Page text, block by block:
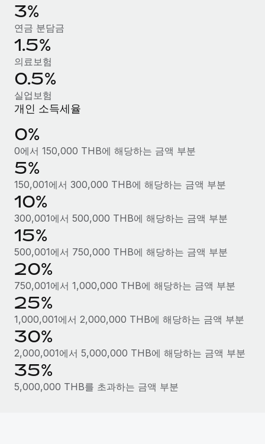
글로벌 인재 이동 및 전근
직원 해외 이전을 간편하게 처리
복리후생
손쉬운 직원 복리후생 관리
계약직 관리와 급여 업무를 위해 Remote와 전략적 파
트너십을 맺은 Reverse Tech
Reverse Tech 한눈에 보기 건강 및 웰니스 스타트업인 Reverse
Tech는 Remote와 파트너십을 맺고 글로벌 계약직 인력 및 미국
급여 관리를 통해 국제 노동법...
자세히 알아보기
블로그 둘러보기
블로그
Remote 제품 관련 소식: Gusto 및 Xero와의 통합과
Remote Contractor Management Plus
장 적합 사람을 찾아 채용 및 관리하고 급여를 지급하도록 돕는 것
입니다. 이를 위해 최근 몇 주 동안 새로운...
자세히 알아보기
Shootsta가 Remote를 통해 네 개의 시장에서 글로벌
채용을 확장한 방법
비디오 콘텐츠를 활용한 마케팅이 계속해서 인기를 끌면서, 기업들
에게는 흥미롭고 전문적인 비디오 제작이 어느 때보다 중요해졌습
니다. 그러나 대부분의 회사들은 그렇게 높은 품질의...
자세히 알아보기
3%
연금 분담금
1.5%
의료보험
0.5%
실업보험
개인 소득세율
0%
0에서 150,000 THB에 해당하는 금액 부분
5%
150,001에서 300,000 THB에 해당하는 금액 부분
10%
300,001에서 500,000 THB에 해당하는 금액 부분
15%
500,001에서 750,000 THB에 해당하는 금액 부분
20%
750,001에서 1,000,000 THB에 해당하는 금액 부분
25%
1,000,001에서 2,000,000 THB에 해당하는 금액 부분
30%
2,000,001에서 5,000,000 THB에 해당하는 금액 부분
35%
5,000,000 THB를 초과하는 금액 부분